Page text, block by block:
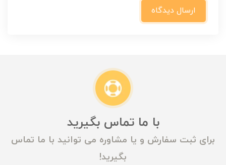
ارسال دیدگاه
با ما تماس بگیرید
برای ثبت سفارش و یا مشاوره می توانید با ما تماس
بگیرید!